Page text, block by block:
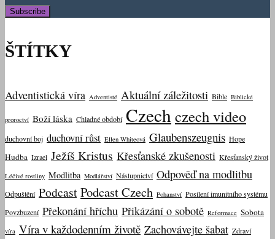
ŠTÍTKY
Adventistická víra Adventisté Aktuální záležitosti Bible Biblické
proroctví Boží láska Chladné období Czechczech video
duchovní boj duchovní růst Ellen Whiteová Glaubenszeugnis Hope
Hudba Izrael Ježíš Kristus Křesťanské zkušenosti Křesťanský život
Léčivé rostliny Modlitba Modlářství Nástupnictví Odpověď na modlitbu
Odpuštění Podcast Podcast Czech Pohanství Posílení imunitního systému
Povzbuzení Překonání hříchu Přikázání o sobotě Reformace Sobota
víra Víra v každodenním životě Zachovávejte šabat Zdraví